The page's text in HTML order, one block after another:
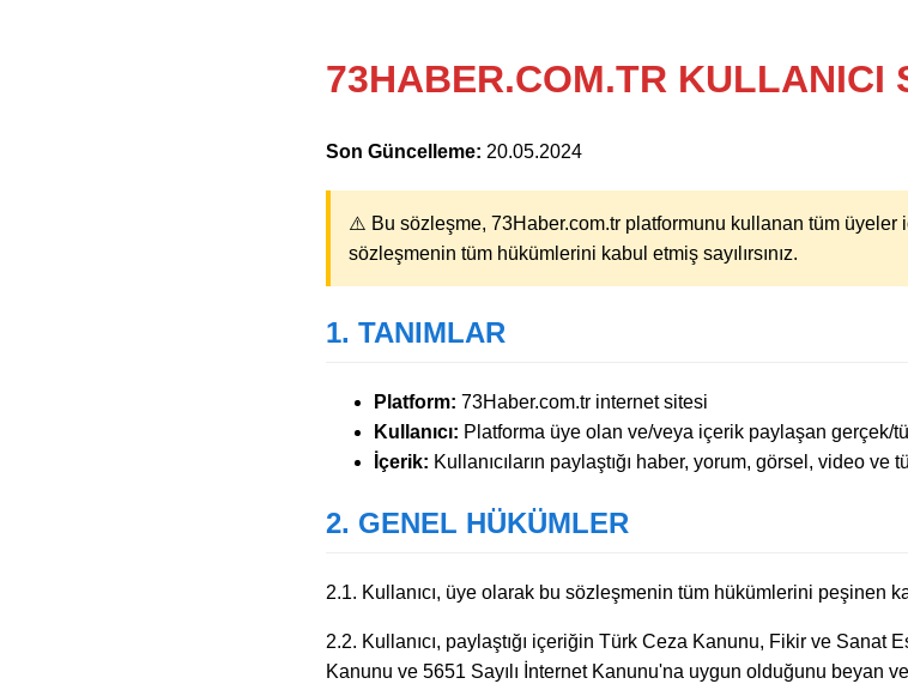
73HABER.COM.TR KULLANICI
Son Güncelleme: 20.05.2024
⚠️ Bu sözleşme, 73Haber.com.tr platformunu kullanan tüm üyeler
sözleşmenin tüm hükümlerini kabul etmiş sayılırsınız.
1. TANIMLAR
Platform: 73Haber.com.tr internet sitesi
Kullanıcı: Platforma üye olan ve/veya içerik paylaşan gerçek/
İçerik: Kullanıcıların paylaştığı haber, yorum, görsel, video ve
2. GENEL HÜKÜMLER
2.1. Kullanıcı, üye olarak bu sözleşmenin tüm hükümlerini peşinen
2.2. Kullanıcı, paylaştığı içeriğin Türk Ceza Kanunu, Fikir ve Sanat
Kanunu ve 5651 Sayılı İnternet Kanunu'na uygun olduğunu beyan